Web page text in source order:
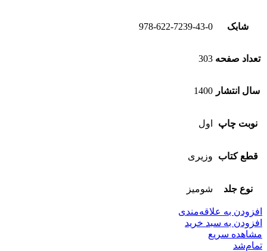
شابک 978-622-7239-43-0
تعداد صفحه 303
سال انتشار 1400
نوبت چاپ اول
قطع کتاب وزیری
نوع جلد شومیز
افزودن به علاقه‌مندی
افزودن به سبد خرید
مشاهده سریع
تمام‌شد